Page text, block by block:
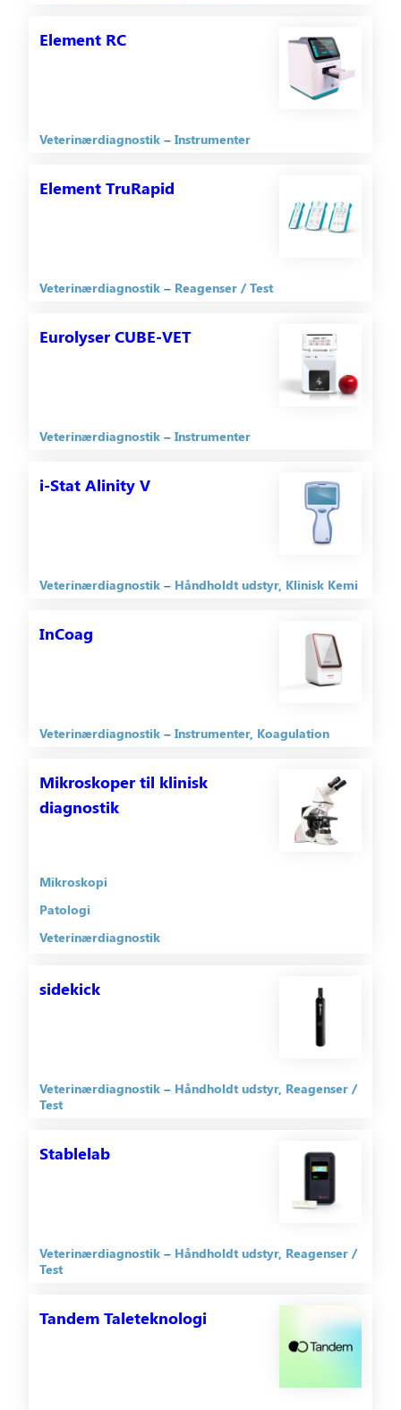
Element RC
Veterinærdiagnostik Instrumenter
Element TruRapid
Veterinærdiagnostik Reagenser / Test
Eurolyser CUBE-VET
Veterinærdiagnostik Instrumenter
i-Stat Alinity V
Veterinærdiagnostik Håndholdt udstyr Klinisk Kemi
InCoag
Veterinærdiagnostik Instrumenter Koagulation
Mikroskoper til klinisk
diagnostik
Mikroskopi
Patologi
Veterinærdiagnostik
sidekick
Veterinærdiagnostik Håndholdt udstyr Reagenser /
Test
Stablelab
Veterinærdiagnostik Håndholdt udstyr Reagenser /
Test
Tandem Taleteknologi